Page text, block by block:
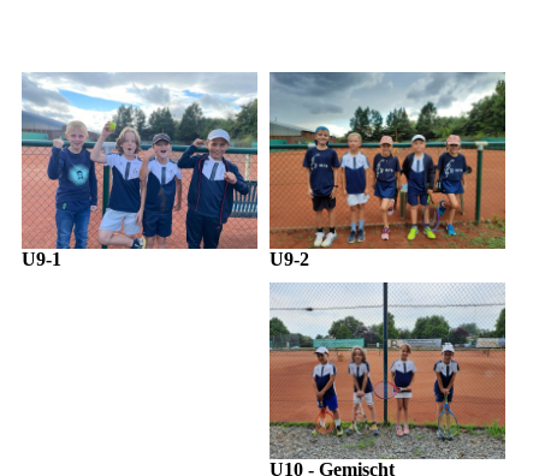
U9-1 U9-2
U10 - Gemischt